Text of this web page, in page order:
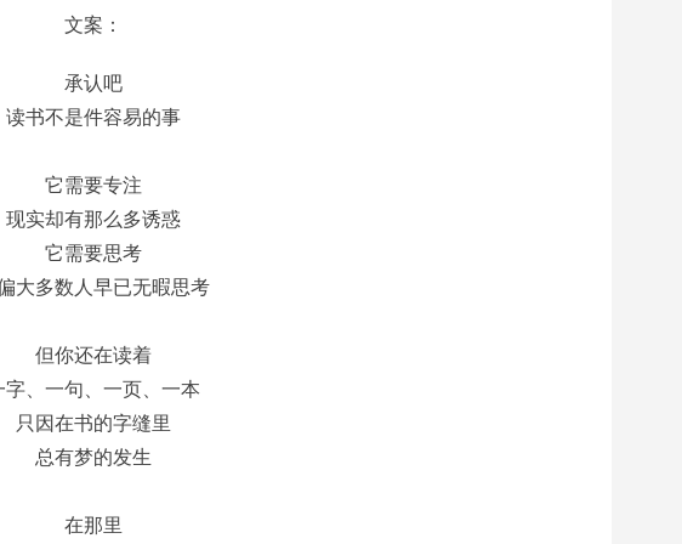
文案：
承认吧
读书不是件容易的事
它需要专注
现实却有那么多诱惑
它需要思考
大多数人早已无暇思考
但你还在读着
字、一句、一页、一本
只因在书的字缝里
总有梦的发生
在那里